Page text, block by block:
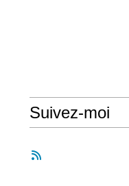
Suivez-moi